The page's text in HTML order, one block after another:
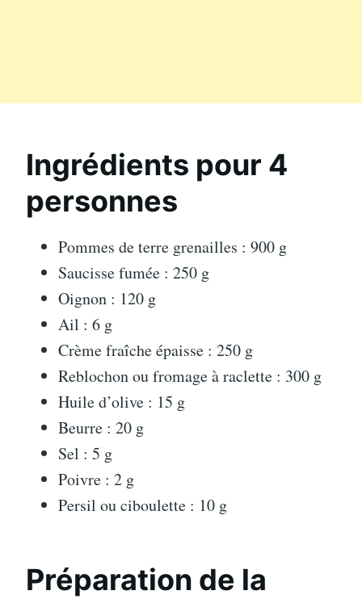
Ingrédients pour 4
personnes
Pommes de terre grenailles : 900 g
Saucisse fumée : 250 g
Oignon : 120 g
Ail : 6 g
Crème fraîche épaisse : 250 g
Reblochon ou fromage à raclette : 300 g
Huile d’olive : 15 g
Beurre : 20 g
Sel : 5 g
Poivre : 2 g
Persil ou ciboulette : 10 g
Préparation de la